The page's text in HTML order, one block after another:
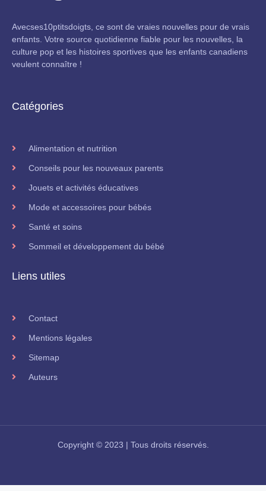
Avecses10ptitsdoigts, ce sont de vraies nouvelles pour de vrais
enfants. Votre source quotidienne fiable pour les nouvelles, la
culture pop et les histoires sportives que les enfants canadiens
veulent connaître !
Catégories
Alimentation et nutrition
Conseils pour les nouveaux parents
Jouets et activités éducatives
Mode et accessoires pour bébés
Santé et soins
Sommeil et développement du bébé
Liens utiles
Contact
Mentions légales
Sitemap
Auteurs
Copyright © 2023 | Tous droits réservés.